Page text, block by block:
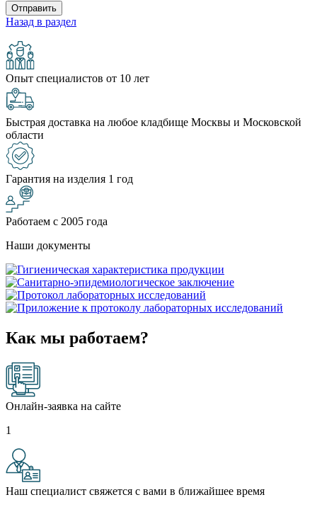
Назад в раздел
Опыт специалистов от 10 лет
Быстрая доставка на любое кладбище Москвы и Московской
области
Гарантия на изделия 1 год
Работаем с 2005 года
Наши документы
Как мы работаем?
Онлайн-заявка на сайте
1
Наш специалист свяжется с вами в ближайшее время